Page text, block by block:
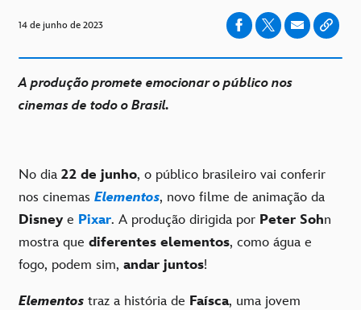
14 de junho de 2023
A produção promete emocionar o público nos
cinemas de todo o Brasil.
No dia 22 de junho, o público brasileiro vai conferir
nos cinemas Elementos, novo filme de animação da
Disney e Pixar. A produção dirigida por Peter Sohn
mostra que diferentes elementos, como água e
fogo, podem sim, andar juntos!
Elementos traz a história de Faísca, uma jovem